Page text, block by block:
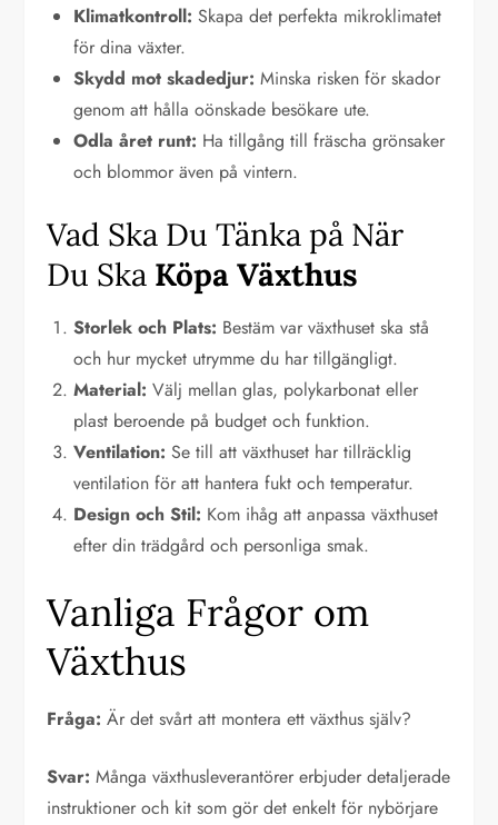
Klimatkontroll: Skapa det perfekta mikroklimatet
för dina växter.
Skydd mot skadedjur: Minska risken för skador
genom att hålla oönskade besökare ute.
Odla året runt: Ha tillgång till fräscha grönsaker
och blommor även på vintern.
Vad Ska Du Tänka på När
Du Ska Köpa Växthus
Storlek och Plats: Bestäm var växthuset ska stå
och hur mycket utrymme du har tillgängligt.
Material: Välj mellan glas, polykarbonat eller
plast beroende på budget och funktion.
Ventilation: Se till att växthuset har tillräcklig
ventilation för att hantera fukt och temperatur.
Design och Stil: Kom ihåg att anpassa växthuset
efter din trädgård och personliga smak.
Vanliga Frågor om
Växthus
Fråga: Är det svårt att montera ett växthus själv?
Svar: Många växthusleverantörer erbjuder detaljerade
instruktioner och kit som gör det enkelt för nybörjare